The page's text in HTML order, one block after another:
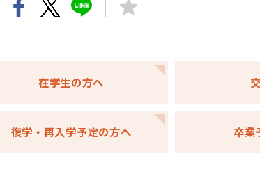
在学生の方へ
復学・再入学予定の方へ 卒業